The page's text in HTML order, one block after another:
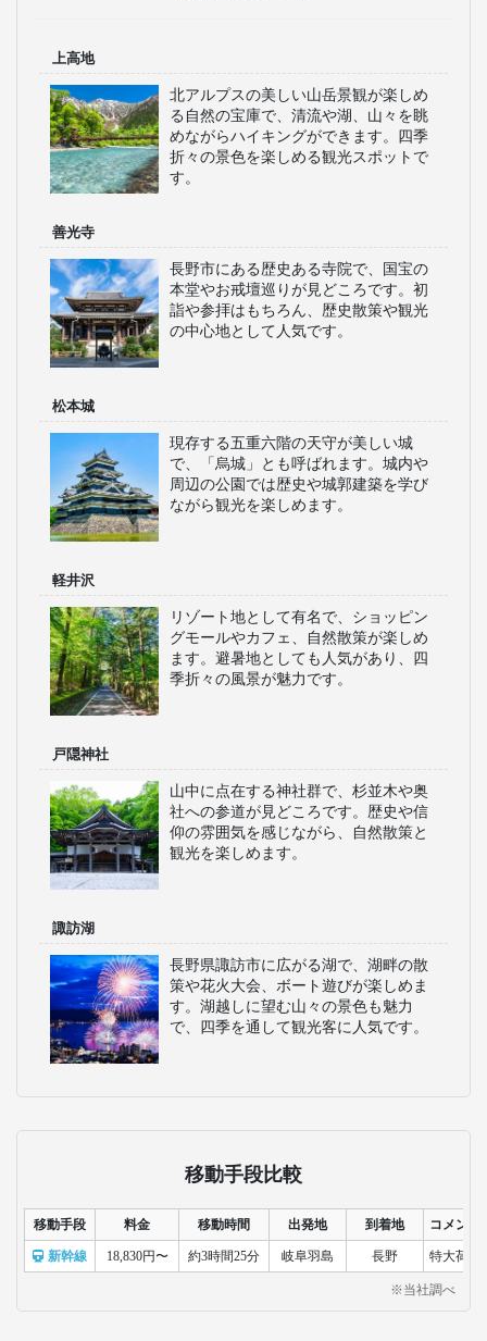
上高地
北アルプスの美しい山岳景観が楽しめ
る自然の宝庫で、清流や湖、山々を眺
めながらハイキングができます。四季
折々の景色を楽しめる観光スポットで
す。
善光寺
長野市にある歴史ある寺院で、国宝の
本堂やお戒壇巡りが見どころです。初
詣や参拝はもちろん、歴史散策や観光
の中心地として人気です。
松本城
現存する五重六階の天守が美しい城
で、「烏城」とも呼ばれます。城内や
周辺の公園では歴史や城郭建築を学び
ながら観光を楽しめます。
軽井沢
リゾート地として有名で、ショッピン
グモールやカフェ、自然散策が楽しめ
ます。避暑地としても人気があり、四
季折々の風景が魅力です。
戸隠神社
山中に点在する神社群で、杉並木や奥
社への参道が見どころです。歴史や信
仰の雰囲気を感じながら、自然散策と
観光を楽しめます。
諏訪湖
長野県諏訪市に広がる湖で、湖畔の散
策や花火大会、ボート遊びが楽しめま
す。湖越しに望む山々の景色も魅力
で、四季を通して観光客に人気です。
移動手段比較
移動手段 料金 移動時間 出発地 到着地 コメント
新幹線 18,830円〜 約3時間25分 岐阜羽島 長野 特大荷物
※当社調べ